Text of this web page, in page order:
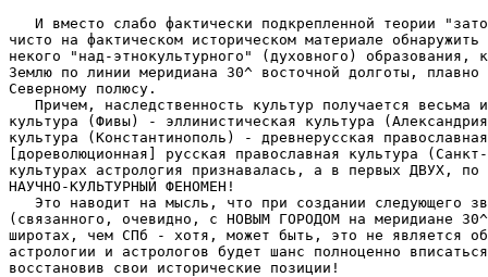
И вместо слабо фактически подкрепленной теории
чисто на фактическом историческом материале
некого "над-этнокультурного" (духовного) образования,
Землю по линии меридиана 30^ восточной долготы,
Северному полюсу.
Причем, наследственность культур получается весьма
культура (Фивы) - эллинистическая культура
культура (Константинополь) - древнерусская
[дореволюционная] русская православная культура
культурах астрология признавалась, а в первых ДВУХ,
НАУЧНО-КУЛЬТУРНЫЙ ФЕНОМЕН!
Это наводит на мысль, что при создании следующего
(связанного, очевидно, с НОВЫМ ГОРОДОМ на меридиане
широтах, чем СПб - хотя, может быть, это не является
астрологии и астрологов будет шанс полноценно
восстановив свои исторические позиции!